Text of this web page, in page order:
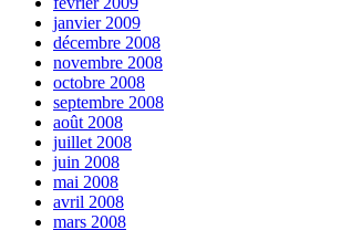
janvier 2009
décembre 2008
novembre 2008
octobre 2008
septembre 2008
août 2008
juillet 2008
juin 2008
mai 2008
avril 2008
mars 2008